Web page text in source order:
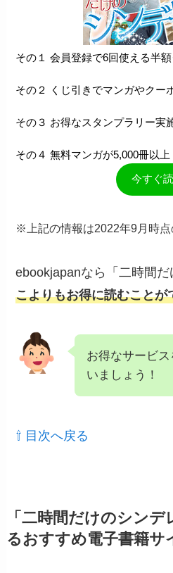
その１ 会員登録で6回使える半
その２ くじ引きでマンガやクー
その３ お得なスタンプラリー実
その４ 無料マンガが5,000冊以上
今すぐ
※上記の情報は2022年9月時
ebookjapanなら「二時間
こよりもお得に読むことが
お得なサービ
いましょう！
⇧ 目次へ戻る
「二時間だけのシン
るおすすめ電子書籍サ